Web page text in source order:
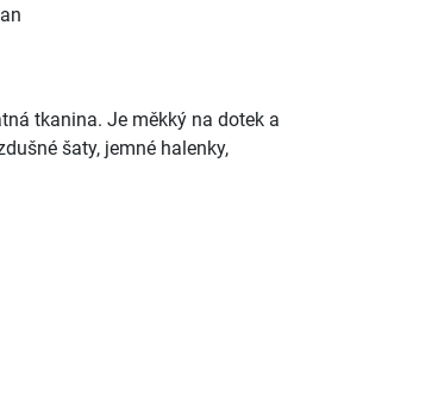
tkanina. Je měkký na dotek a
šaty, jemné halenky,